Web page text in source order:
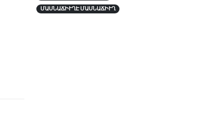
ՄԱՍՆԱՃԻՒՂԷ ՄԱՍՆԱՃԻՒՂ